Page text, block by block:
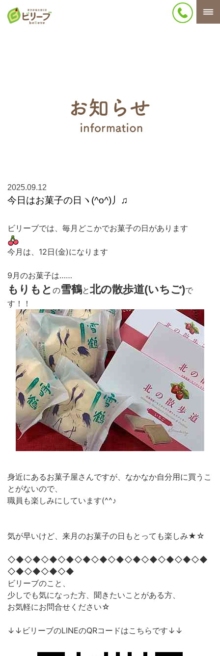
2025.09.12
今日はお菓子の日ヽ(^o^)丿♫
ビリーブでは、毎月どこかでお菓子の日があります
今月は、12日(金)になります
9月のお菓子は……
もりもと の雪鶴と北の散歩道(いちご)で
す！！
身近にあるお菓子屋さんですが、なかなか自分用に買うこ
とがないので、
職員も楽しみにしています(^^♪
気が早いけど、来月のお菓子の日もとっても楽しみ★☆
◇◆◇◆◇◆◇◆◇◆◇◆◇◆◇◆◇◆◇◆◇◆◇◆
◇◆◇◆◇◆◇◆
ビリーブのこと、
少しでも気になった方、聞きたいことがある方、
お気軽にお問合せください☆
↓↓ビリーブのLINEのQRコードはこちらです↓↓